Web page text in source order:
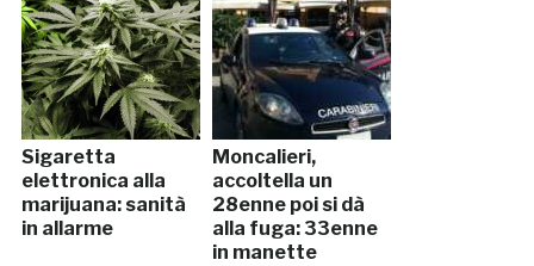
Sigaretta
elettronica alla
marijuana: sanità
in allarme
Moncalieri,
accoltella un
28enne poi si dà
alla fuga: 33enne
in manette